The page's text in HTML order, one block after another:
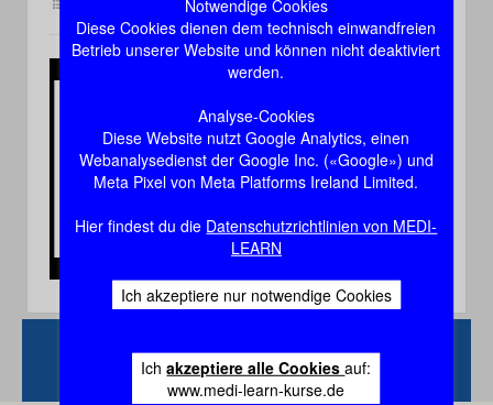
Notwendige Cookies
Diese Cookies dienen dem technisch einwandfreien
Betrieb unserer Website und können nicht deaktiviert
werden.
Analyse-Cookies
Diese Website nutzt Google Analytics, einen
Webanalysedienst der Google Inc. («Google») und
Meta Pixel von Meta Platforms Ireland Limited.
Hier findest du die Datenschutzrichtlinien von MEDI-
LEARN
Ich akzeptiere nur notwendige Cookies
Ichakzeptiere alle Cookiesauf:
www.medi-learn-kurse.de
Video
Zurück
Vertrag
widerrufen